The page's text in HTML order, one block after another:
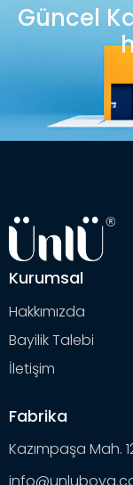
Güncel
Kurumsal
Hakkımızda
Bayilik Talebi
İletişim
Fabrika
Kazımpaşa Mah.